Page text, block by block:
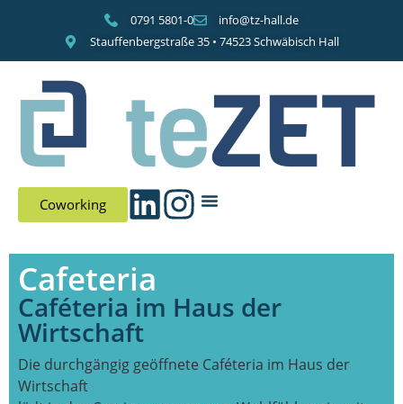
0791 5801-0
info@tz-hall.de
Stauffenbergstraße 35 • 74523 Schwäbisch Hall
Coworking
Cafeteria
Caféteria im Haus der
Wirtschaft
Die durchgängig geöffnete Caféteria im Haus der
Wirtschaft